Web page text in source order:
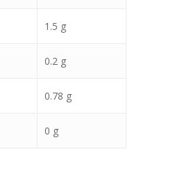
1.5 g
0.2 g
0.78 g
0 g